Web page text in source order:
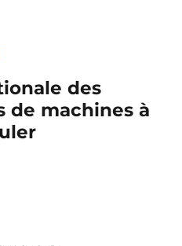
des
de machines à